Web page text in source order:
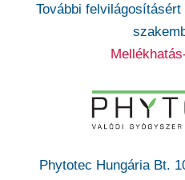
További
Phytotec Hungária Bt.